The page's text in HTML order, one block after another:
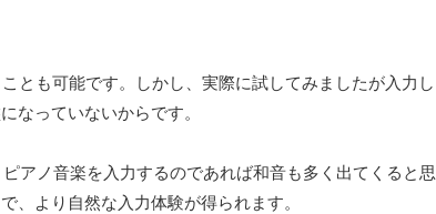
とも可能です。しかし、実際に試してみましたが入力し
なっていないからです。
アノ音楽を入力するのであれば和音も多く出てくると思
、より自然な入力体験が得られます。